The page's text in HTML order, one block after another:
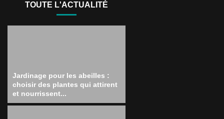
TOUTE L'ACTUALITÉ
Jardinage pour les abeilles :
choisir des plantes qui attirent
et nourrissent...